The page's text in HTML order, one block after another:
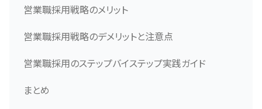
営業職採用戦略のメリット
営業職採用戦略のデメリットと注意点
営業職採用のステップバイステップ実践ガイド
まとめ